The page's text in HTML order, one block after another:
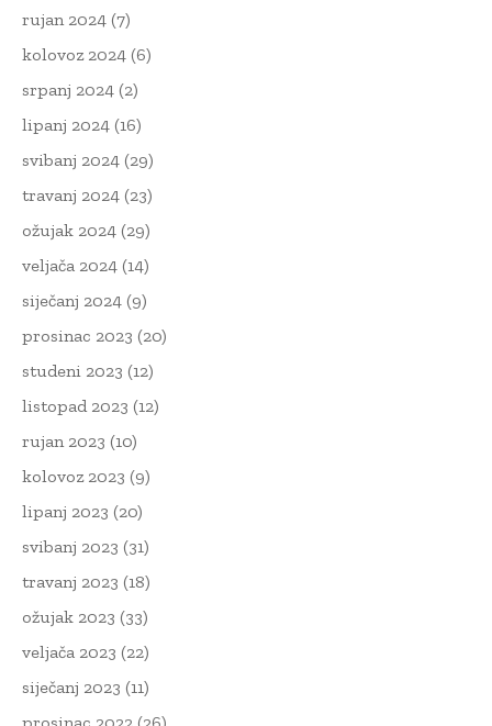
rujan 2024 (7)
kolovoz 2024 (6)
srpanj 2024 (2)
lipanj 2024 (16)
svibanj 2024 (29)
travanj 2024 (23)
ožujak 2024 (29)
veljača 2024 (14)
siječanj 2024 (9)
prosinac 2023 (20)
studeni 2023 (12)
listopad 2023 (12)
rujan 2023 (10)
kolovoz 2023 (9)
lipanj 2023 (20)
svibanj 2023 (31)
travanj 2023 (18)
ožujak 2023 (33)
veljača 2023 (22)
siječanj 2023 (11)